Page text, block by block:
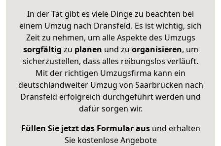
In der Tat gibt es viele Dinge zu beachten bei
einem Umzug nach Dransfeld. Es ist wichtig, sich
Zeit zu nehmen, um alle Aspekte des Umzugs
sorgfältig zu planen und zu organisieren, um
sicherzustellen, dass alles reibungslos verläuft.
Mit der richtigen Umzugsfirma kann ein
deutschlandweiter Umzug von Saarbrücken nach
Dransfeld erfolgreich durchgeführt werden und
dafür sorgen wir.
Füllen Sie jetzt das Formular ausund erhalten
Sie kostenlose Angebote